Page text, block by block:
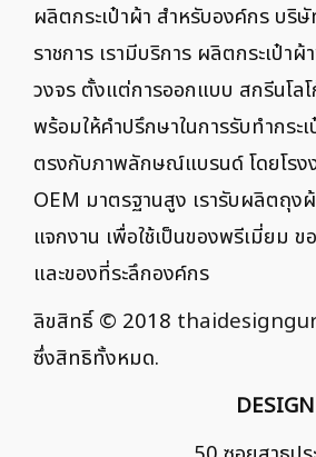
ผลิตกระเป๋าผ้า สำหรับองค์กร บริ
ราชการ เรามีบริการ ผลิตกระเป๋า
วงจร ตั้งแต่การออกแบบ สกรีนโล
พร้อมให้คำปรึกษาในการรับทำกระ
ตรงกับภาพลักษณ์แบรนด์ โดยโรงง
OEM มาตรฐานสูง เรารับผลิตถุงผ้
แจกงาน เพื่อใช้เป็นของพรีเมี่ยม
และของที่ระลึกองค์กร
ลิขสิทธิ์ © 2018
ซึ่งสิทธิทั้งหมด.